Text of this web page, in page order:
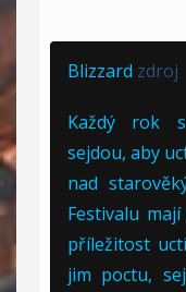
Blizzard zdroj
Každý rok
sejdou, aby
nad
Festivalu
příležitost
jim poctu,